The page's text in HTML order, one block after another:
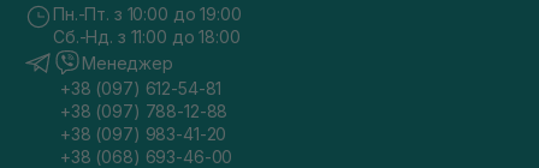
Пн.-Пт. з 10:00 до 19:00
Сб.-Нд. з 11:00 до 18:00
Менеджер
+38 (097) 612-54-81
+38 (097) 788-12-88
+38 (097) 983-41-20
+38 (068) 693-46-00